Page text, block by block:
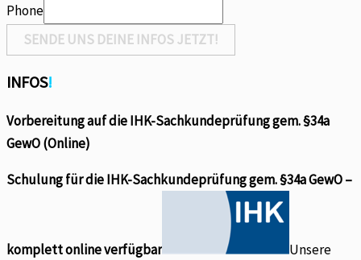
Phone
SENDE UNS DEINE INFOS JETZT!
INFOS!
Vorbereitung auf die IHK-Sachkundeprüfung gem. §34a
GewO (Online)
Schulung für die IHK-Sachkundeprüfung gem. §34a GewO –
komplett online verfügbar
Unsere